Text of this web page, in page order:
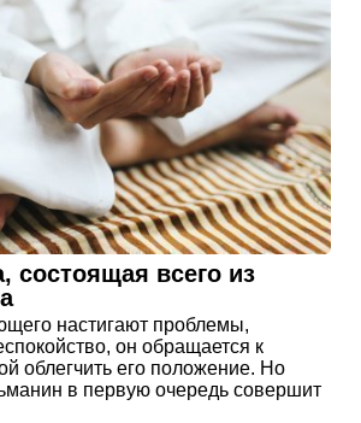
состоящая всего из
настигают проблемы,
он обращается к
облегчить его положение. Но
в первую очередь совершит